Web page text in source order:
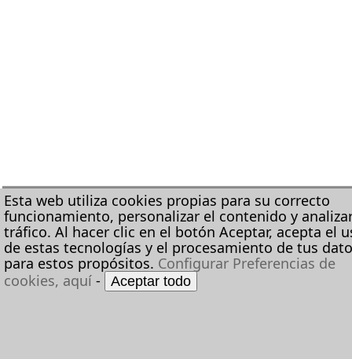
Esta web utiliza cookies propias para su correcto
funcionamiento, personalizar el contenido y
tráfico. Al hacer clic en el botón Aceptar, acepta el
de estas tecnologías y el procesamiento de tus
para estos propósitos. Configurar Preferencias de
cookies, aquí- Aceptar todo